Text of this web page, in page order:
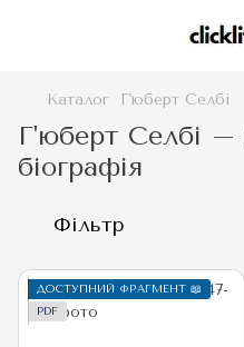
Каталог Г'юберт Селбі
Г'юберт Селбі –
біографія
Фільтр
ДОСТУПНИЙ ФРАГМЕНТ 📖
PDF